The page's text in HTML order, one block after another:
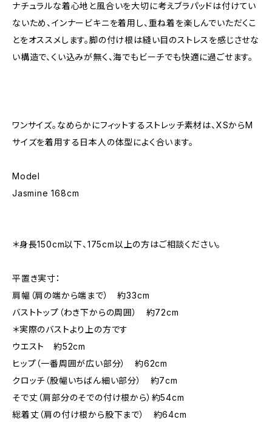
ナチュラルな着心地と風合いを大切に考えブラパッドは付けてい
ないため、インナービキニを着用し、重ね着を楽しんでいただくこ
とをオススメします。脚の付け根は縫い目のストレスを感じさせな
い構造で、くい込みが無く、海でもビーチでも快適に過ごせます。
ワンサイズ。なめらかにフィットするストレッチ素材は、XSからM
サイズを着用する日本人の体型によく合います。
Model
Jasmine 168cm
＊身長150cm以下、175cm以上の方はご相談ください。
平置き実寸：
肩幅（肩の端から端まで） 約33cm
バストトップ（わき下からの周囲） 約72cm
＊実際のバストより上の方です
ウエスト 約52cm
ヒップ（一番周囲が広い部分） 約62cm
クロッチ（股幅いちばん細い部分） 約7cm
そで丈（肩部分のそでの付け根から）約54cm
総着丈（肩の付け根から股下まで） 約64cm